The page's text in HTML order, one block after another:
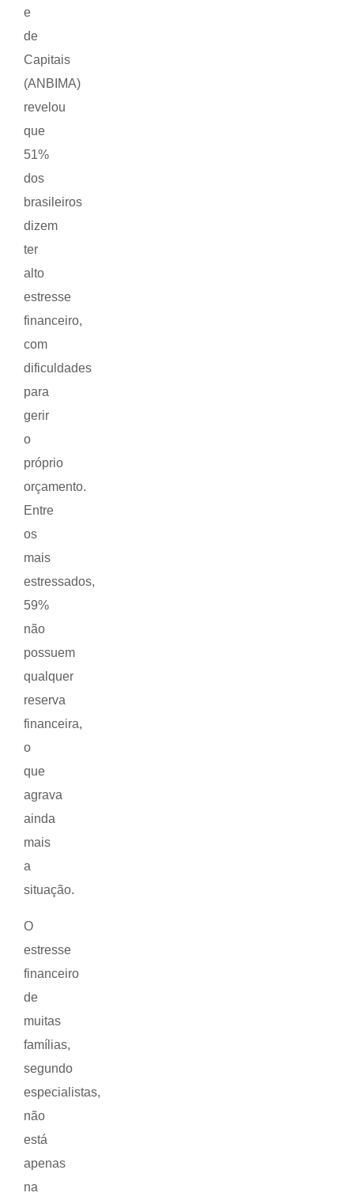
e
de
Capitais
(ANBIMA)
revelou
que
51%
dos
brasileiros
dizem
ter
alto
estresse
financeiro,
com
dificuldades
para
gerir
o
próprio
orçamento.
Entre
os
mais
estressados,
59%
não
possuem
qualquer
reserva
financeira,
o
que
agrava
ainda
mais
a
situação.
O
estresse
financeiro
de
muitas
famílias,
segundo
especialistas,
não
está
apenas
na